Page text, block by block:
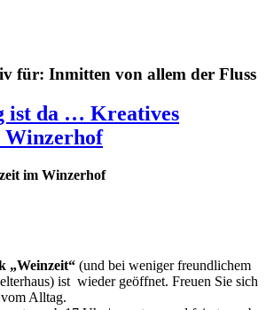
für: Inmitten von allem der Fluss
ist da … Kreatives
Winzerhof
im Winzerhof
„Weinzeit“ (und bei weniger freundlichem
ist wieder geöffnet. Freuen Sie sich
Alltag.